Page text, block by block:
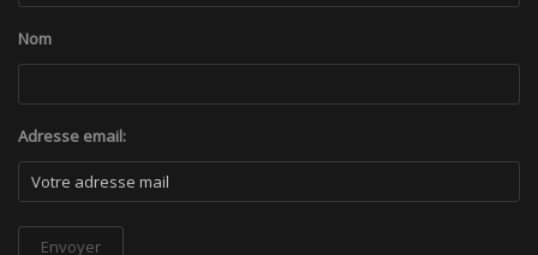
Nom
Adresse email: